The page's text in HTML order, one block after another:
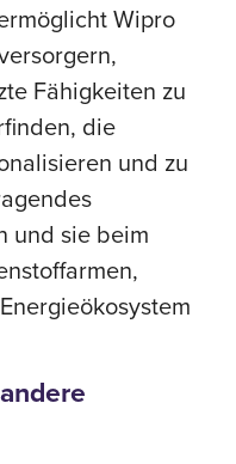
Wipro
Fähigkeiten zu
die
und zu
und sie beim